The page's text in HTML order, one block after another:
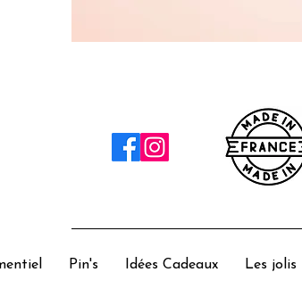
Pin's Idées Cadeaux Les jolis